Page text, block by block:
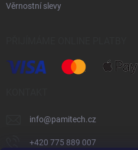
Věrnostní slevy
info@pamitech.cz
+420 775 889 007